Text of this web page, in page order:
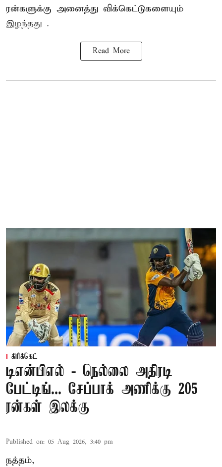
ரன்களுக்கு அனைத்து விக்கெட்டுகளையும்
இழந்தது .
Read More
கிரிக்கெட்
டிஎன்பிஎல் - நெல்லை அதிரடி
பேட்டிங்... சேப்பாக் அணிக்கு 205
ரன்கள் இலக்கு
Published on: 05 Aug 2026, 3:40 pm
நத்தம்,